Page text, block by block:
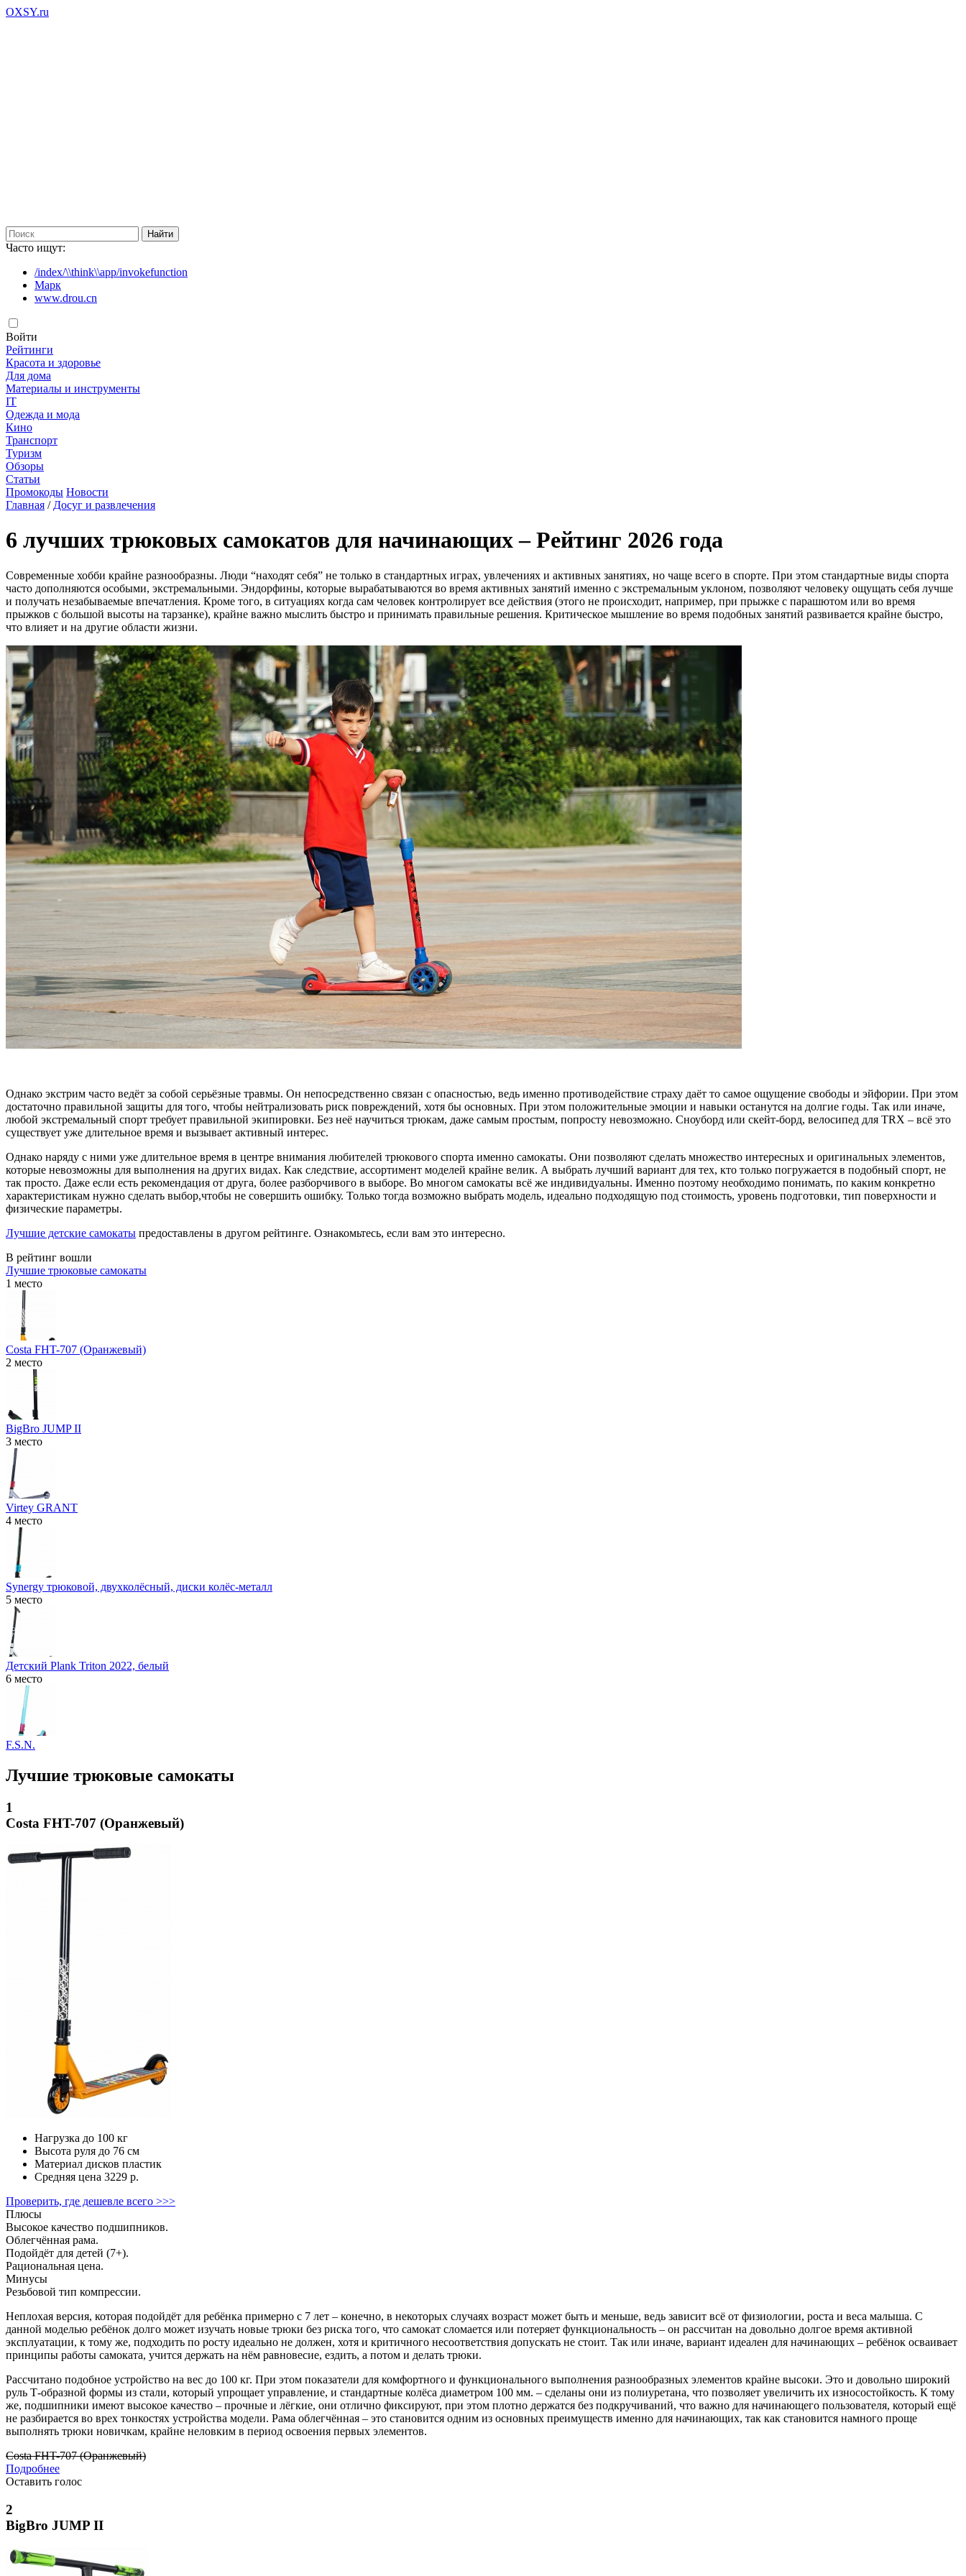
OXSY.ru
Часто ищут:
/index/\\think\\app/invokefunction
Марк
www.drou.cn
Войти
Рейтинги
Красота и здоровье
Для дома
Материалы и инструменты
IT
Одежда и мода
Кино
Транспорт
Туризм
Обзоры
Статьи
Промокоды Новости
Главная / Досуг и развлечения
6 лучших трюковых самокатов для начинающих – Рейтинг 2026 года
Современные хобби крайне разнообразны. Люди “находят себя” не только в стандартных играх, увлечениях и активных занятиях, но чаще всего в спорте. При этом стандартные виды спорта
часто дополняются особыми, экстремальными. Эндорфины, которые вырабатываются во время активных занятий именно с экстремальным уклоном, позволяют человеку ощущать себя лучше
и получать незабываемые впечатления. Кроме того, в ситуациях когда сам человек контролирует все действия (этого не происходит, например, при прыжке с парашютом или во время
прыжков с большой высоты на тарзанке), крайне важно мыслить быстро и принимать правильные решения. Критическое мышление во время подобных занятий развивается крайне быстро,
что влияет и на другие области жизни.
Однако экстрим часто ведёт за собой серьёзные травмы. Он непосредственно связан с опасностью, ведь именно противодействие страху даёт то самое ощущение свободы и эйфории. При этом
достаточно правильной защиты для того, чтобы нейтрализовать риск повреждений, хотя бы основных. При этом положительные эмоции и навыки останутся на долгие годы. Так или иначе,
любой экстремальный спорт требует правильной экипировки. Без неё научиться трюкам, даже самым простым, попросту невозможно. Сноуборд или скейт-борд, велосипед для TRX – всё это
существует уже длительное время и вызывает активный интерес.
Однако наряду с ними уже длительное время в центре внимания любителей трюкового спорта именно самокаты. Они позволяют сделать множество интересных и оригинальных элементов,
которые невозможны для выполнения на других видах. Как следствие, ассортимент моделей крайне велик. А выбрать лучший вариант для тех, кто только погружается в подобный спорт, не
так просто. Даже если есть рекомендация от друга, более разборчивого в выборе. Во многом самокаты всё же индивидуальны. Именно поэтому необходимо понимать, по каким конкретно
характеристикам нужно сделать выбор,чтобы не совершить ошибку. Только тогда возможно выбрать модель, идеально подходящую под стоимость, уровень подготовки, тип поверхности и
физические параметры.
Лучшие детские самокаты предоставлены в другом рейтинге. Ознакомьтесь, если вам это интересно.
В рейтинг вошли
Лучшие трюковые самокаты
1 место
Costa FHT-707 (Оранжевый)
2 место
BigBro JUMP II
3 место
Virtey GRANT
4 место
Synergy трюковой, двухколёсный, диски колёс-металл
5 место
Детский Plank Triton 2022, белый
6 место
F.S.N.
Лучшие трюковые самокаты
1
Costa FHT-707 (Оранжевый)
Нагрузка до 100 кг
Высота руля до 76 см
Материал дисков пластик
Средняя цена 3229 р.
Проверить, где дешевле всего >>>
Плюсы
Высокое качество подшипников.
Облегчённая рама.
Подойдёт для детей (7+).
Рациональная цена.
Минусы
Резьбовой тип компрессии.
Неплохая версия, которая подойдёт для ребёнка примерно с 7 лет – конечно, в некоторых случаях возраст может быть и меньше, ведь зависит всё от физиологии, роста и веса малыша. С
данной моделью ребёнок долго может изучать новые трюки без риска того, что самокат сломается или потеряет функциональность – он рассчитан на довольно долгое время активной
эксплуатации, к тому же, подходить по росту идеально не должен, хотя и критичного несоответствия допускать не стоит. Так или иначе, вариант идеален для начинающих – ребёнок осваивает
принципы работы самоката, учится держать на нём равновесие, ездить, а потом и делать трюки.
Рассчитано подобное устройство на вес до 100 кг. При этом показатели для комфортного и функционального выполнения разнообразных элементов крайне высоки. Это и довольно широкий
руль Т-образной формы из стали, который упрощает управление, и стандартные колёса диаметром 100 мм. – сделаны они из полиуретана, что позволяет увеличить их износостойкость. К тому
же, подшипники имеют высокое качество – прочные и лёгкие, они отлично фиксируют, при этом плотно держатся без подкручиваний, что важно для начинающего пользователя, который ещё
не разбирается во врех тонкостях устройства модели. Рама облегчённая – это становится одним из основных преимуществ именно для начинающих, так как становится намного проще
выполнять трюки новичкам, крайне неловким в период освоения первых элементов.
Costa FHT-707 (Оранжевый)
Подробнее
Оставить голос
2
BigBro JUMP II